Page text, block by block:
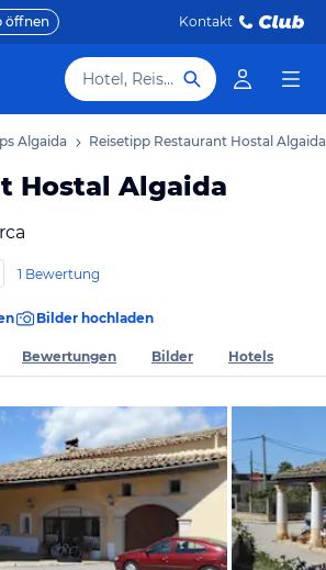
öffnen Kontakt
Hotel, Reiseziel
Algaida Reisetipp Restaurant Hostal Algaida
Hostal Algaida
1 Bewertung
Bilder hochladen
Bewertungen Bilder Hotels